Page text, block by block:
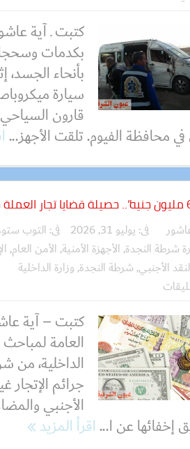
بكدمات
بأنحاء
سيارة
قارون
محافظة الفيوم. تلقت الأجهز...
فى: يوليو 31, 2026 فى: التوب
شرطة النجدة, الأجهزة الأمنية, الأمن العام,
الأجنبي, شرطة النجدة, وزارة الداخلية
كتبت – آية
العامة لمباحث
الداخلية،
جرائم الإتجار
الأجنبي
إخفائها عن ا...اقرأ المزيد